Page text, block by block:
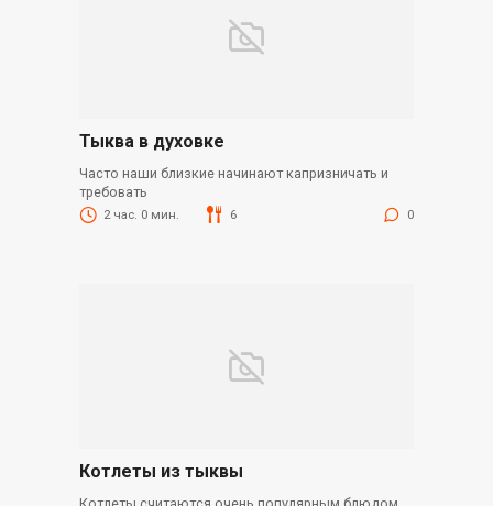
Тыква в духовке
Часто наши близкие начинают капризничать и
требовать
2 час. 0 мин. 6 0
Котлеты из тыквы